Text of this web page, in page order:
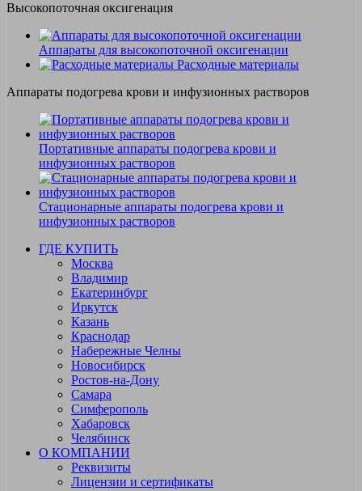
Высокопоточная оксигенация
Аппараты для высокопоточной оксигенации
Расходные материалы
Аппараты подогрева крови и инфузионных растворов
Портативные аппараты подогрева крови и
инфузионных растворов
Стационарные аппараты подогрева крови и
инфузионных растворов
ГДЕ КУПИТЬ
Москва
Владимир
Екатеринбург
Иркутск
Казань
Краснодар
Набережные Челны
Новосибирск
Ростов-на-Дону
Самара
Симферополь
Хабаровск
Челябинск
О КОМПАНИИ
Реквизиты
Лицензии и сертификаты